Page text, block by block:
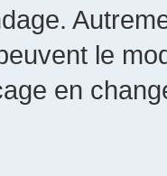
le
en